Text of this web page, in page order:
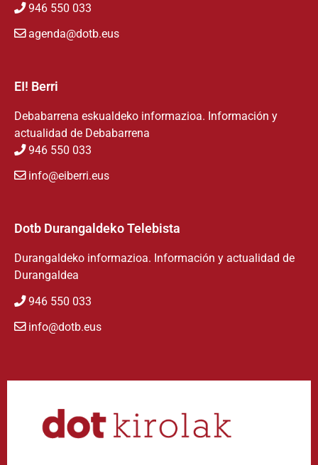
946 550 033
agenda@dotb.eus
EI! Berri
Debabarrena eskualdeko informazioa. Información y
actualidad de Debabarrena
946 550 033
info@eiberri.eus
Dotb Durangaldeko Telebista
Durangaldeko informazioa. Información y actualidad de
Durangaldea
946 550 033
info@dotb.eus